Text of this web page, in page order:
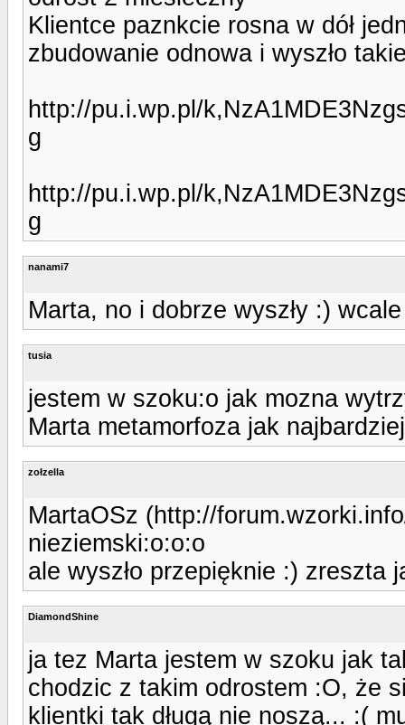
Klientce paznkcie rosna w dół
zbudowanie odnowa i wyszło
http://pu.i.wp.pl/
g
http://pu.i.wp.pl/
g
nanami7
Marta, no i dobrze wyszły :)
tusia
jestem w szoku:o jak mozna
Marta metamorfoza jak
zołzella
MartaOSz (http://
nieziemski:o:o:o
ale wyszło przepięknie :) zreszta
DiamondShine
ja tez Marta jestem w szoku jak
chodzic z takim odrostem :O, że
klientki tak długą nie noszą... :(